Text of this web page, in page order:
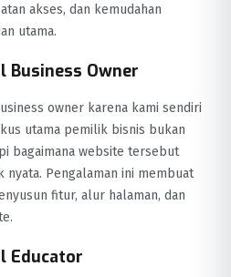
akses, dan kemudahan
utama.
Business Owner
owner karena kami sendiri
utama pemilik bisnis bukan
bagaimana website tersebut
Pengalaman ini membuat
fitur, alur halaman, dan
Educator